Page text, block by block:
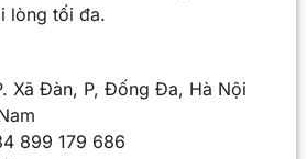
lòng tối đa.
Xã Đàn, P, Đống Đa, Hà Nội
899 179 686